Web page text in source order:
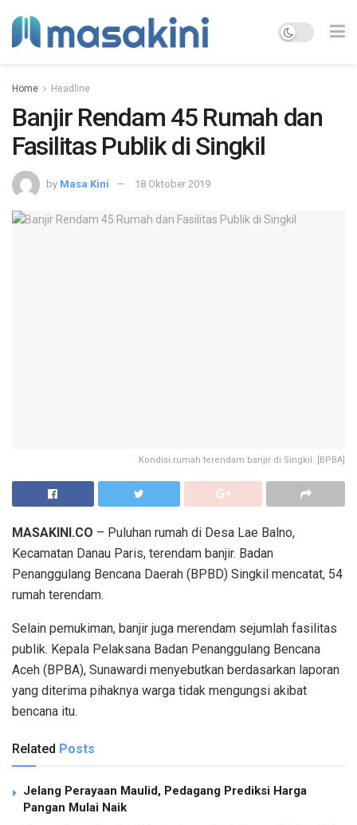
Home Headline
Banjir Rendam 45 Rumah dan
Fasilitas Publik di Singkil
by Masa Kini 18 Oktober 2019
Kondisi rumah terendam banjir di Singkil. [BPBA]
MASAKINI.CO – Puluhan rumah di Desa Lae Balno,
Kecamatan Danau Paris, terendam banjir. Badan
Penanggulang Bencana Daerah (BPBD) Singkil mencatat, 54
rumah terendam.
Selain pemukiman, banjir juga merendam sejumlah fasilitas
publik. Kepala Pelaksana Badan Penanggulang Bencana
Aceh (BPBA), Sunawardi menyebutkan berdasarkan laporan
yang diterima pihaknya warga tidak mengungsi akibat
bencana itu.
Related Posts
Jelang Perayaan Maulid, Pedagang Prediksi Harga
Pangan Mulai Naik